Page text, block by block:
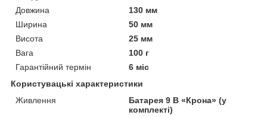
Довжина
130 мм
Ширина
50 мм
Висота
25 мм
Вага
100 г
Гарантійний термін
6 міс
Користувацькі характеристики
Живлення
Батарея 9 В «Крона» (у
комплекті)